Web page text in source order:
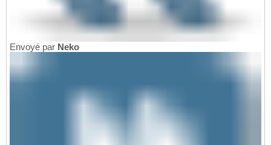
Envoyé par Neko